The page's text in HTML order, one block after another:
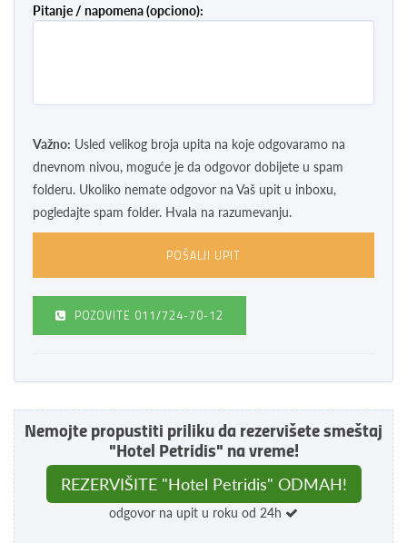
Pitanje / napomena (opciono):
Važno: Usled velikog broja upita na koje odgovaramo na
dnevnom nivou, moguće je da odgovor dobijete u spam
folderu. Ukoliko nemate odgovor na Vaš upit u inboxu,
pogledajte spam folder. Hvala na razumevanju.
POZOVITE 011/724-70-12
Nemojte propustiti priliku da rezervišete smeštaj
"Hotel Petridis" na vreme!
REZERVIŠITE "Hotel Petridis" ODMAH!
odgovor na upit u roku od 24h